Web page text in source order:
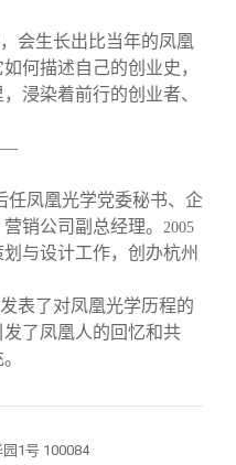
会生长出比当年的凤凰
何描述自己的创业史，
浸染着前行的创业者、
任凤凰光学党委秘书、企
销公司副总经理。
2005
与设计工作，创办杭州
表了对凤凰光学历程的
了凤凰人的回忆和共
1号 100084